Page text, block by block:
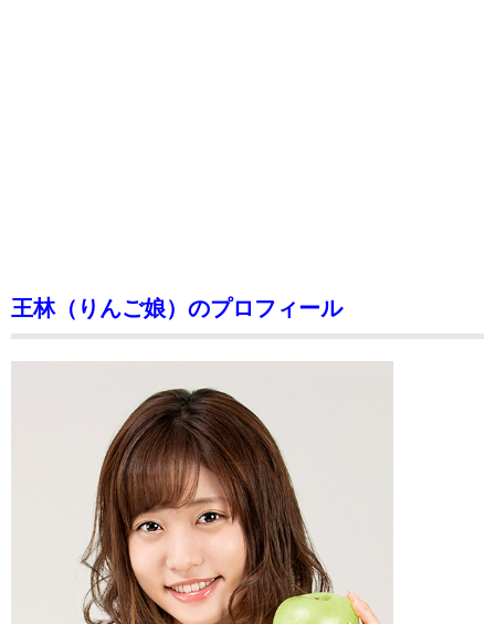
王林（りんご娘）のプロフィール